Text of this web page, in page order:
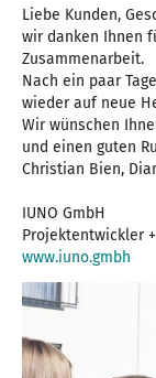
Liebe Kunden,
wir danken Ihnen
Zusammenarbeit.
Nach ein paar
wieder auf neue
Wir wünschen
und einen guten
Christian Bien,
IUNO GmbH
www.iuno.gmbh